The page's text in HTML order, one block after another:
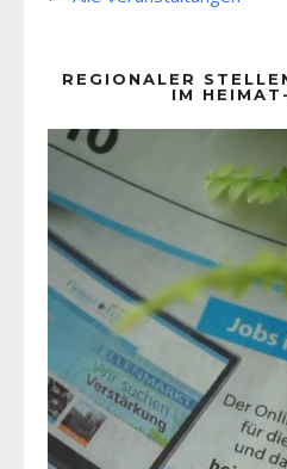
REGIONALER
IM